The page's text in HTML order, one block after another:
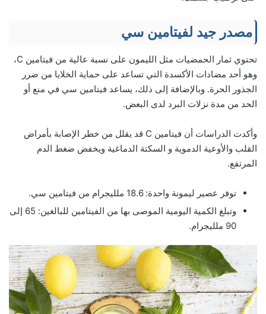
مصدر جيد لفيتامين سي
تحتوي ثمار الحمضيات مثل الليمون على نسبة عالية من فيتامين C،
وهو أحد مضادات الأكسدة التي تساعد على حماية الخلايا من ضرر
الجذور الحرة. وبالإضافة إلى ذلك، يساعد فيتامين سي في منع أو
الحد من مدة نزلات البرد لدى البعض.
وأكدت الدراسات أن فيتامين C قد يقلل من خطر الإصابة بأمراض
القلب والأوعية الدموية و السكتة الدماغية ويخفض ضغط الدم
المرتفع.
توفر عصير ليمونة واحدة: 18.6 ملليجرام من فيتامين سي.
وتبلغ الكمية اليومية الموصى بها من الفيتامين للبالغين: 65 إلى
90 ملليجرام.